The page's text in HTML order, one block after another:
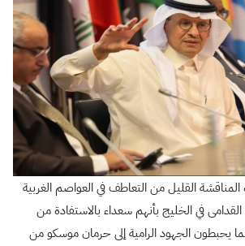
القليل من التعاطف في العواصم الغربية
القدامى في الخليج بأنهم سعداء بالاستفادة من
يحبطون الجهود الرامية إلى حرمان موسكو من